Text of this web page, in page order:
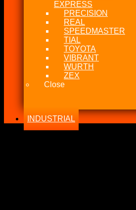
EXPRESS
PRECISION
REAL
SPEEDMASTER
TIAL
TOYOTA
VIBRANT
WURTH
ZEX
Close
INDUSTRIAL